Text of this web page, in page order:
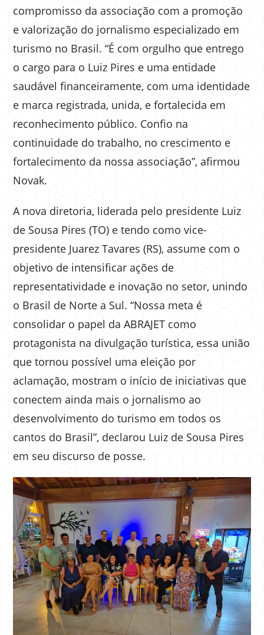
compromisso da associação com a promoção
e valorização do jornalismo especializado em
turismo no Brasil. “É com orgulho que entrego
o cargo para o Luiz Pires e uma entidade
saudável financeiramente, com uma identidade
e marca registrada, unida, e fortalecida em
reconhecimento público. Confio na
continuidade do trabalho, no crescimento e
fortalecimento da nossa associação”, afirmou
Novak.
A nova diretoria, liderada pelo presidente Luiz
de Sousa Pires (TO) e tendo como vice-
presidente Juarez Tavares (RS), assume com o
objetivo de intensificar ações de
representatividade e inovação no setor, unindo
o Brasil de Norte a Sul. “Nossa meta é
consolidar o papel da ABRAJET como
protagonista na divulgação turística, essa união
que tornou possível uma eleição por
aclamação, mostram o início de iniciativas que
conectem ainda mais o jornalismo ao
desenvolvimento do turismo em todos os
cantos do Brasil”, declarou Luiz de Sousa Pires
em seu discurso de posse.